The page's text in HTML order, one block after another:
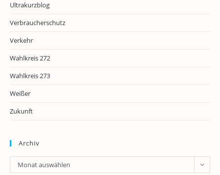
Ultrakurzblog
Verbraucherschutz
Verkehr
Wahlkreis 272
Wahlkreis 273
Weißer
Zukunft
Archiv
Archiv
Monat auswählen